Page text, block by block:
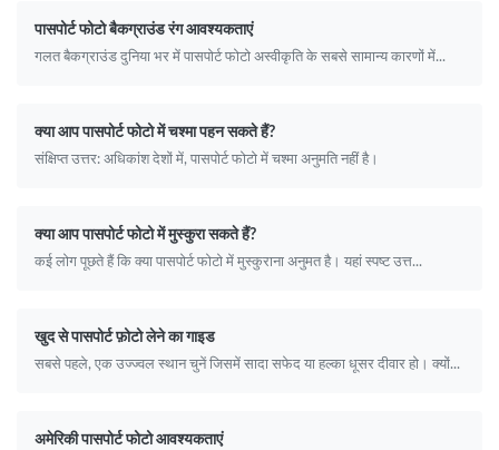
पासपोर्ट फोटो बैकग्राउंड रंग आवश्यकताएं
गलत बैकग्राउंड दुनिया भर में पासपोर्ट फोटो अस्वीकृति के सबसे सामान्य कारणों में...
क्या आप पासपोर्ट फोटो में चश्मा पहन सकते हैं?
संक्षिप्त उत्तर: अधिकांश देशों में, पासपोर्ट फोटो में चश्मा अनुमति नहीं है।
क्या आप पासपोर्ट फोटो में मुस्कुरा सकते हैं?
कई लोग पूछते हैं कि क्या पासपोर्ट फोटो में मुस्कुराना अनुमत है। यहां स्पष्ट उत्त...
खुद से पासपोर्ट फ़ोटो लेने का गाइड
सबसे पहले, एक उज्ज्वल स्थान चुनें जिसमें सादा सफेद या हल्का धूसर दीवार हो। क्यों...
अमेरिकी पासपोर्ट फोटो आवश्यकताएं